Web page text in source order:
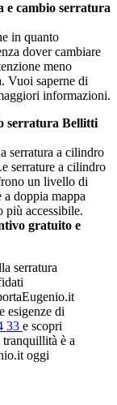
e cambio serratura
in quanto
dover cambiare
meno
Vuoi saperne di
informazioni.
serratura Bellitti
serratura a cilindro
serrature a cilindro
un livello di
a doppia mappa
più accessibile.
gratuito e
serratura
esigenze di
33 e scopri
è a
oggi